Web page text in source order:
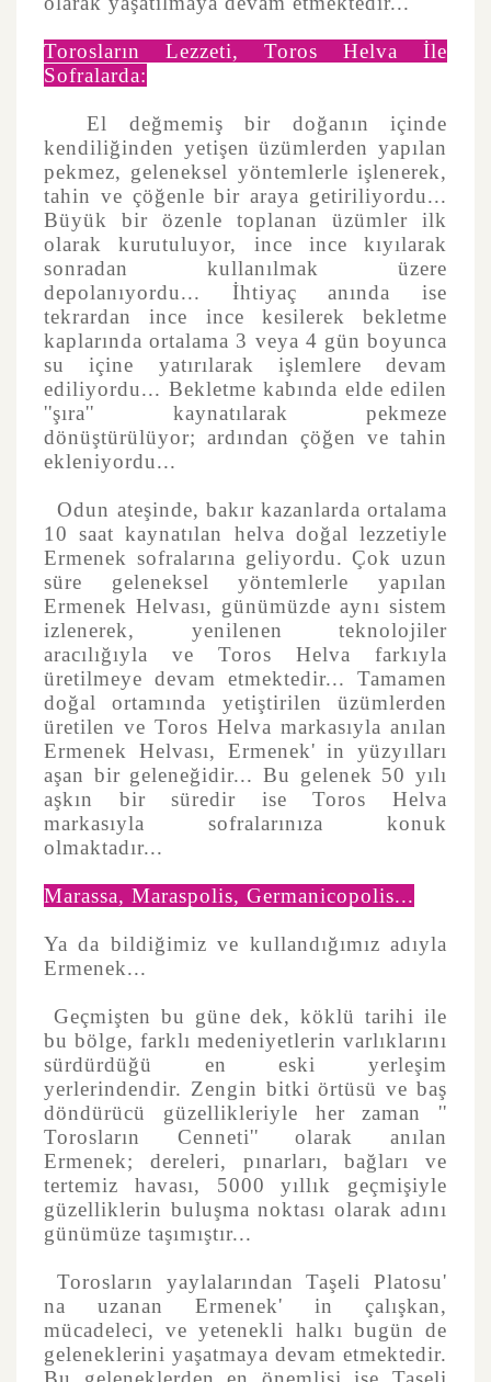
Torosların Lezzeti, Toros Helva İle
Sofralarda:
El değmemiş bir doğanın içinde
kendiliğinden yetişen üzümlerden yapılan
pekmez, geleneksel yöntemlerle işlenerek,
tahin ve çöğenle bir araya getiriliyordu...
Büyük bir özenle toplanan üzümler ilk
olarak kurutuluyor, ince ince kıyılarak
sonradan kullanılmak üzere
depolanıyordu... İhtiyaç anında ise
tekrardan ince ince kesilerek bekletme
kaplarında ortalama 3 veya 4 gün boyunca
su içine yatırılarak işlemlere devam
ediliyordu... Bekletme kabında elde edilen
''şıra'' kaynatılarak pekmeze
dönüştürülüyor; ardından çöğen ve tahin
ekleniyordu...
Odun ateşinde, bakır kazanlarda ortalama
10 saat kaynatılan helva doğal lezzetiyle
Ermenek sofralarına geliyordu. Çok uzun
süre geleneksel yöntemlerle yapılan
Ermenek Helvası, günümüzde aynı sistem
izlenerek, yenilenen teknolojiler
aracılığıyla ve Toros Helva farkıyla
üretilmeye devam etmektedir... Tamamen
doğal ortamında yetiştirilen üzümlerden
üretilen ve Toros Helva markasıyla anılan
Ermenek Helvası, Ermenek' in yüzyılları
aşan bir geleneğidir... Bu gelenek 50 yılı
aşkın bir süredir ise Toros Helva
markasıyla sofralarınıza konuk
olmaktadır...
Marassa, Maraspolis, Germanicopolis...
Ya da bildiğimiz ve kullandığımız adıyla
Ermenek...
Geçmişten bu güne dek, köklü tarihi ile
bu bölge, farklı medeniyetlerin varlıklarını
sürdürdüğü en eski yerleşim
yerlerindendir. Zengin bitki örtüsü ve baş
döndürücü güzellikleriyle her zaman ''
Torosların Cenneti'' olarak anılan
Ermenek; dereleri, pınarları, bağları ve
tertemiz havası, 5000 yıllık geçmişiyle
güzelliklerin buluşma noktası olarak adını
günümüze taşımıştır...
Torosların yaylalarından Taşeli Platosu'
na uzanan Ermenek' in çalışkan,
mücadeleci, ve yetenekli halkı bugün de
geleneklerini yaşatmaya devam etmektedir.